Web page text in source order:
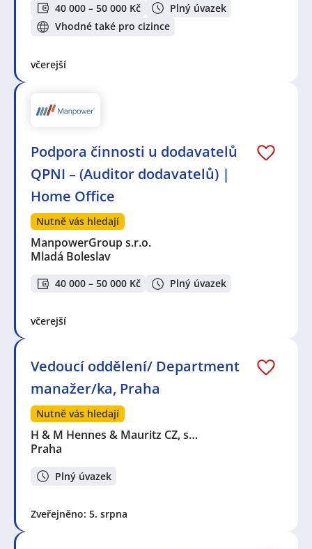
40 000 – 50 000 Kč
Plný úvazek
Vhodné také pro cizince
včerejší
Podpora činnosti u dodavatelů
QPNI – (Auditor dodavatelů) |
Home Office
Nutně vás hledají
ManpowerGroup s.r.o.
Mladá Boleslav
40 000 – 50 000 Kč Plný úvazek
včerejší
Vedoucí oddělení/ Department
manažer/ka, Praha
Nutně vás hledají
H & M Hennes & Mauritz CZ, s…
Praha
Plný úvazek
Zveřejněno: 5. srpna